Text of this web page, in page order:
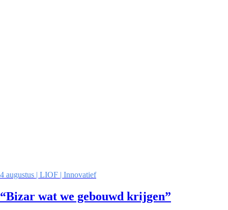
4 augustus | LIOF | Innovatief
“Bizar wat we gebouwd krijgen”